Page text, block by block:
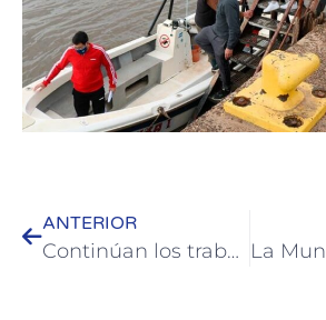
ANTERIOR
Continúan los trabajos en pluviales de calle Bolívar